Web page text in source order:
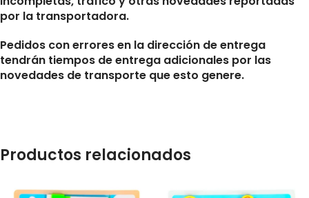
por la transportadora.
Pedidos con errores en la dirección de entrega
tendrán tiempos de entrega adicionales por las
novedades de transporte que esto genere.
Productos relacionados